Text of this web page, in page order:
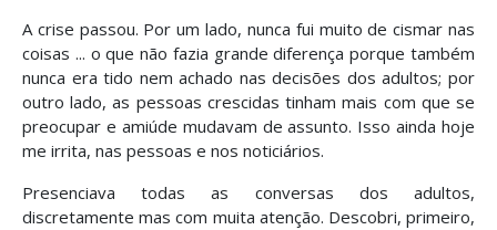
A crise passou. Por um lado, nunca fui muito de cismar nas
coisas ... o que não fazia grande diferença porque também
nunca era tido nem achado nas decisões dos adultos; por
outro lado, as pessoas crescidas tinham mais com que se
preocupar e amiúde mudavam de assunto. Isso ainda hoje
me irrita, nas pessoas e nos noticiários.
Presenciava todas as conversas dos adultos,
discretamente mas com muita atenção. Descobri, primeiro,